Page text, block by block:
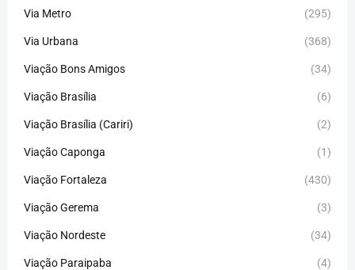
Via Metro (295)
Via Urbana (368)
Viação Bons Amigos (34)
Viação Brasília (6)
Viação Brasília (Cariri) (2)
Viação Caponga (1)
Viação Fortaleza (430)
Viação Gerema (3)
Viação Nordeste (34)
Viação Paraipaba (4)